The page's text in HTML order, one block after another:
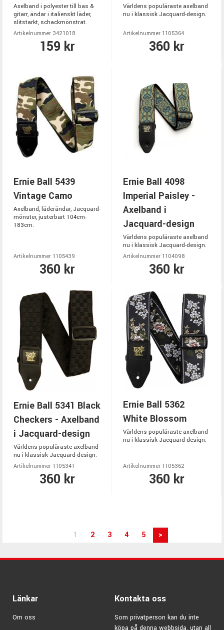
Axelband i polyester till bas &
gitarr, ändar i italienskt läder,
slitstarkt, schackmönstrat.
Artikelnummer 3421018
159 kr
Världens populäraste axelband
nu i klassisk Jacquard-design.
Artikelnummer 1105364
360 kr
Ernie Ball 5439
Vintage Camo
Axelband, läderändar, Jacquard-
mönster, justerbart 104cm-
183cm.
Artikelnummer 1105439
360 kr
Ernie Ball 4098
Imperial Paisley -
Axelband i
Jacquard-design
Världens populäraste axelband
nu i klassisk Jacquard-design.
Artikelnummer 1104098
360 kr
Ernie Ball 5341 Black
Checkers - Axelband
i Jacquard-design
Världens populäraste axelband
nu i klassisk Jacquard-design.
Artikelnummer 1105341
360 kr
Ernie Ball 5362
White Blossom
Världens populäraste axelband
nu i klassisk Jacquard-design.
Artikelnummer 1105362
360 kr
1 2 3 4 5 >
Länkar
Om oss
Kontakta oss
Som privatperson kan du inte
köpa på denna webbsida, utan all